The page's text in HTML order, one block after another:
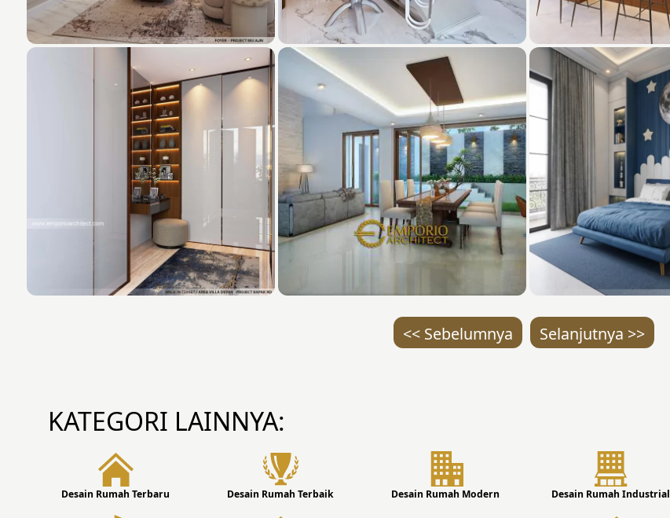
<< Sebelumnya Selanjutnya >>
KATEGORI LAINNYA:
Desain Rumah Terbaru Desain Rumah Terbaik Desain Rumah Modern Desain Rumah Industrial